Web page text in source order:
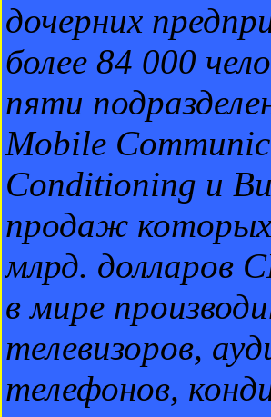
дочерних
более 84 000
пяти
Mobile
Conditioning и
продаж которых
млрд. долларов
в мире
телевизоров,
телефонов,